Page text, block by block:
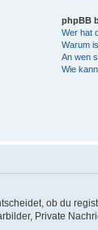
phpBB
Wer hat
Warum
An wen
Wie
ob du
Private